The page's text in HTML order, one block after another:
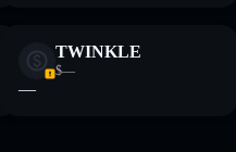
TWINKLE
$—
—